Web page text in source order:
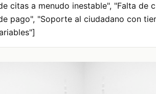
citas a menudo inestable", "Falta de
pago", "Soporte al ciudadano con